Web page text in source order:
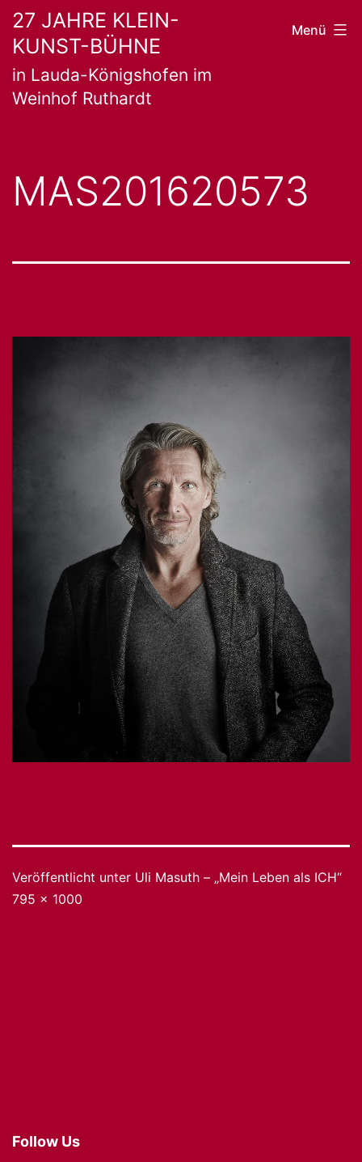
Zum
Inhalt
springen
27 JAHRE KLEIN-
KUNST-BÜHNE
in Lauda-Königshofen im
Weinhof Ruthardt
Menü
MAS201620573
Veröffentlicht unter Uli Masuth – „Mein Leben als ICH“
Originalgröße
795 × 1000
Follow Us